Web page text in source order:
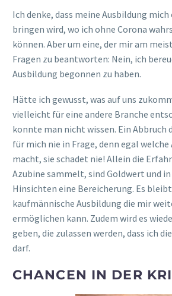
Ich denke, dass meine Ausbildung
bringen wird, wo ich ohne Corona
können. Aber um eine, der mir am
Fragen zu beantworten: Nein, ich
Ausbildung begonnen zu haben.
Hätte ich gewusst, was auf uns
vielleicht für eine andere Branche
konnte man nicht wissen. Ein Abbruch
für mich nie in Frage, denn egal
macht, sie schadet nie! Allein die
Azubine sammelt, sind Goldwert und
Hinsichten eine Bereicherung. Es
kaufmännische Ausbildung die mir
ermöglichen kann. Zudem wird es
geben, die zulassen werden, dass ich
darf.
CHANCEN IN DER